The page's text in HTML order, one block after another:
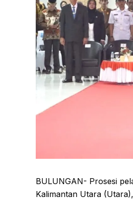
BULUNGAN- Prosesi
Kalimantan Utara